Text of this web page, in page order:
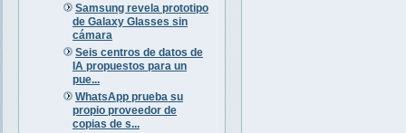
Samsung revela prototipo
de Galaxy Glasses sin
cámara
Seis centros de datos de
IA propuestos para un
pue...
WhatsApp prueba su
propio proveedor de
copias de s...